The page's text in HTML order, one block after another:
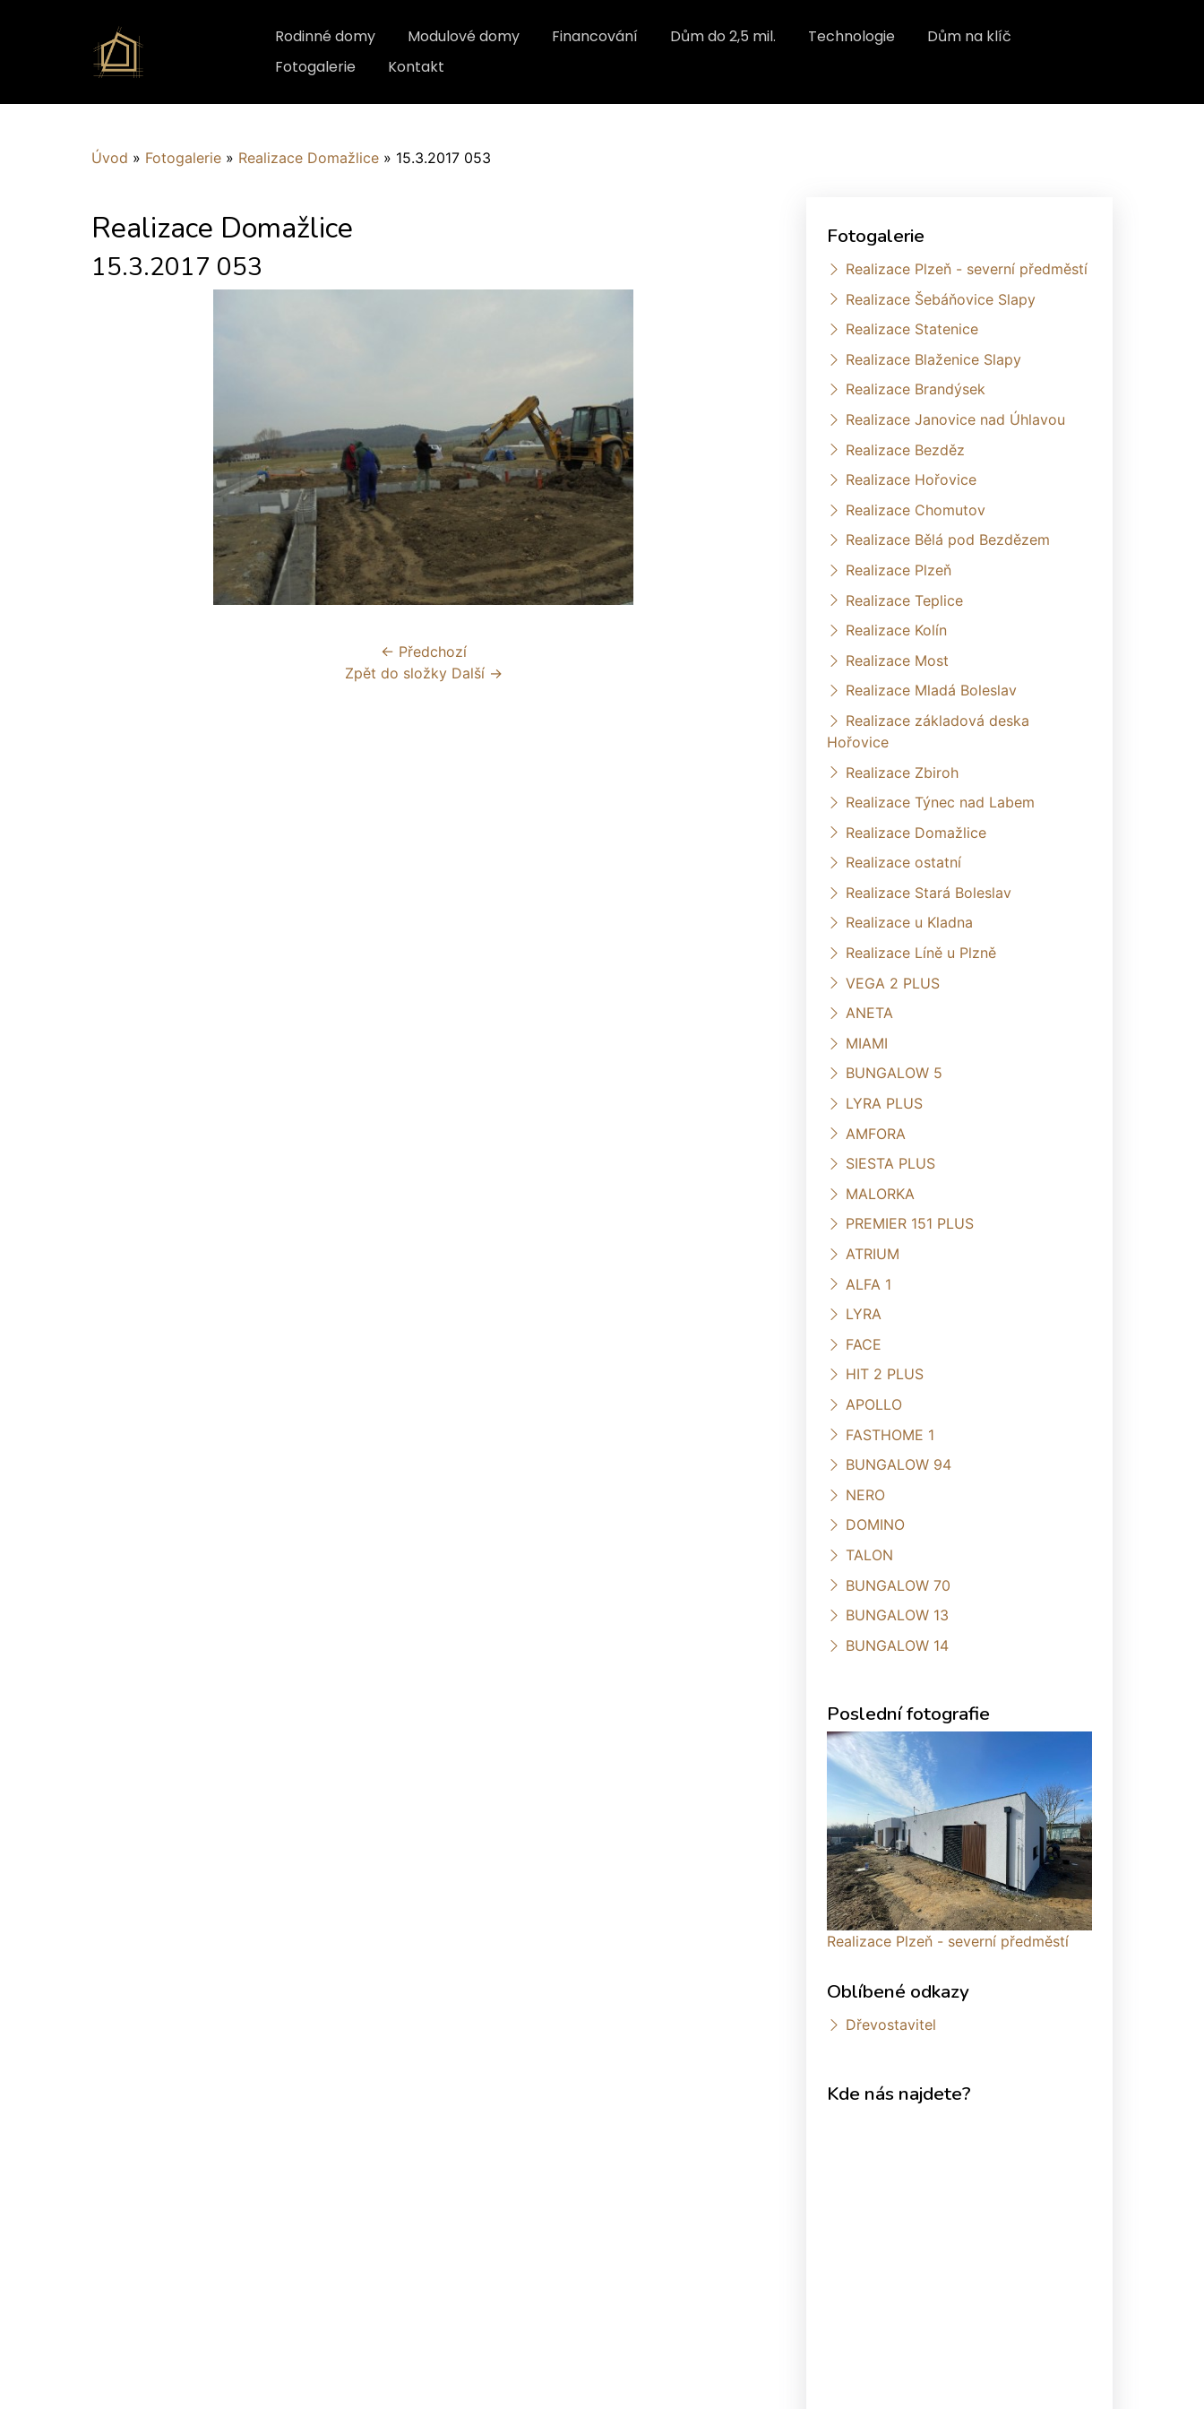
Rodinné domy Modulové domy Financování Dům do 2,5 mil. Technologie
Dům na klíč
Fotogalerie
Kontakt
Úvod » Fotogalerie » Realizace Domažlice » 15.3.2017 053
Realizace Domažlice
15.3.2017 053
← Předchozí
Zpět do složky Další →
Fotogalerie
Realizace Plzeň - severní předměstí
Realizace Šebáňovice Slapy
Realizace Statenice
Realizace Blaženice Slapy
Realizace Brandýsek
Realizace Janovice nad Úhlavou
Realizace Bezděz
Realizace Hořovice
Realizace Chomutov
Realizace Bělá pod Bezdězem
Realizace Plzeň
Realizace Teplice
Realizace Kolín
Realizace Most
Realizace Mladá Boleslav
Realizace základová deska
Hořovice
Realizace Zbiroh
Realizace Týnec nad Labem
Realizace Domažlice
Realizace ostatní
Realizace Stará Boleslav
Realizace u Kladna
Realizace Líně u Plzně
VEGA 2 PLUS
ANETA
MIAMI
BUNGALOW 5
LYRA PLUS
AMFORA
SIESTA PLUS
MALORKA
PREMIER 151 PLUS
ATRIUM
ALFA 1
LYRA
FACE
HIT 2 PLUS
APOLLO
FASTHOME 1
BUNGALOW 94
NERO
DOMINO
TALON
BUNGALOW 70
BUNGALOW 13
BUNGALOW 14
Poslední fotografie
Realizace Plzeň - severní předměstí
Oblíbené odkazy
Dřevostavitel
Kde nás najdete?